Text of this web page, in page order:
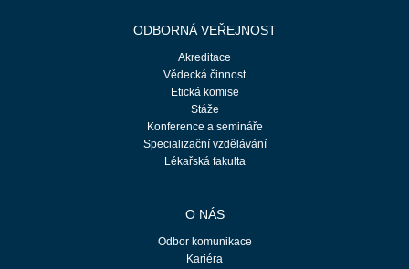
ODBORNÁ VEŘEJNOST
Akreditace
Vědecká činnost
Etická komise
Stáže
Konference a semináře
Specializační vzdělávání
Lékařská fakulta
O NÁS
Odbor komunikace
Kariéra